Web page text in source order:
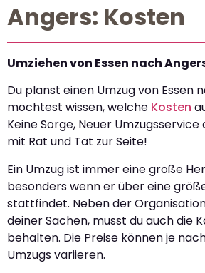
Angers: Kosten
Umziehen von Essen nach
Du planst einen Umzug von Essen
möchtest wissen, welche Kosten
Keine Sorge, Neuer
mit Rat und Tat zur Seite!
Ein Umzug ist immer eine große
besonders wenn er über eine
stattfindet. Neben der
deiner Sachen, musst du auch die
behalten. Die Preise können je
Umzugs variieren.